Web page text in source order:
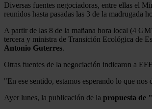
Diversas fuentes negociadoras, entre ellas el
reunidos hasta pasadas las 3 de la madrugada
A partir de las 8 de la mañana hora local (4
tercera y ministra de Transición Ecológica de
Antonio Guterres.
Otras fuentes de la negociación indicaron a
"En ese sentido, estamos esperando lo que
Ayer lunes, la publicación de la propuesta de